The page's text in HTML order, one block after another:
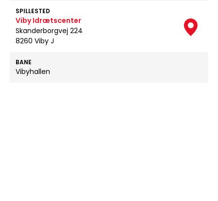
SPILLESTED
Viby Idrætscenter
Skanderborgvej 224
8260 Viby J
BANE
Vibyhallen